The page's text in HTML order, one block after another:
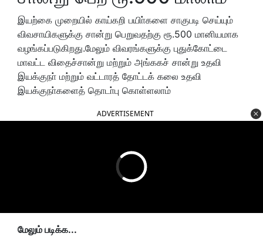
இயற்கை முறையில் காய்கறி பயிா்களை சாகுபடி செய்யும்
விவசாயிகளுக்கு சான்று பெறுவதற்கு ரூ.500 மானியமாக
வழங்கப்படுகிறது.மேலும் விவரங்களுக்கு புதுக்கோட்டை
மாவட்ட விதைச்சான்று மற்றும் அங்ககச் சான்று உதவி
இயக்குநா் மற்றும் வட்டாரத் தோட்டக் கலை உதவி
இயக்குநா்களைத் தொடா்பு கொள்ளலாம்
ADVERTISEMENT
மேலும் படிக்க...